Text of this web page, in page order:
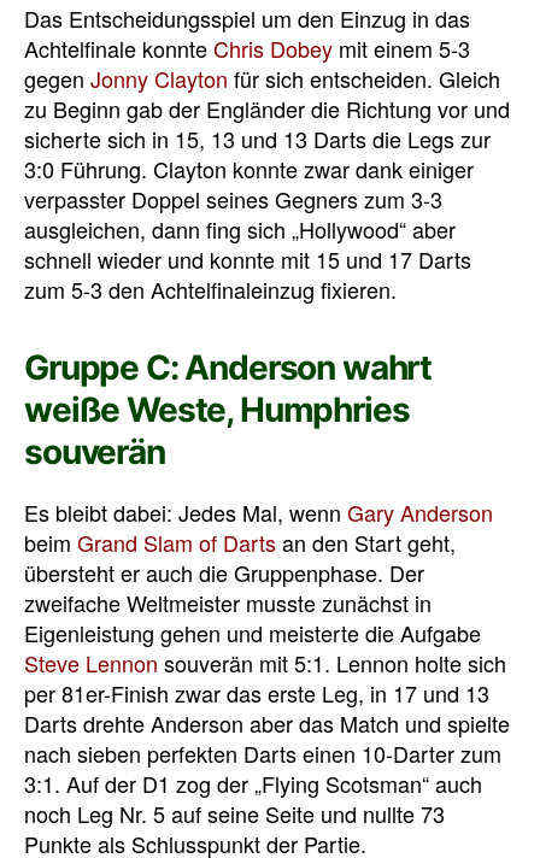
Das Entscheidungsspiel um den Einzug in das
Achtelfinale konnteChris Dobey mit einem 5-3
gegen Jonny Clayton für sich entscheiden. Gleich
zu Beginn gab der Engländer die Richtung vor und
sicherte sich in 15, 13 und 13 Darts die Legs zur
3:0 Führung. Clayton konnte zwar dank einiger
verpasster Doppel seines Gegners zum 3-3
ausgleichen, dann fing sich „Hollywood“ aber
schnell wieder und konnte mit 15 und 17 Darts
zum 5-3 den Achtelfinaleinzug fixieren.
Gruppe C: Anderson wahrt
weiße Weste, Humphries
souverän
Es bleibt dabei: Jedes Mal, wenn Gary Anderson
beim Grand Slam of Dartsan den Start geht,
übersteht er auch die Gruppenphase. Der
zweifache Weltmeister musste zunächst in
Eigenleistung gehen und meisterte die Aufgabe
Steve Lennon souverän mit 5:1. Lennon holte sich
per 81er-Finish zwar das erste Leg, in 17 und 13
Darts drehte Anderson aber das Match und spielte
nach sieben perfekten Darts einen 10-Darter zum
3:1. Auf der D1 zog der „Flying Scotsman“ auch
noch Leg Nr. 5 auf seine Seite und nullte 73
Punkte als Schlusspunkt der Partie.